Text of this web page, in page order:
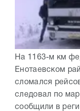
На 1163-м км
Енотаевском
сломался
следовал по
сообщили в